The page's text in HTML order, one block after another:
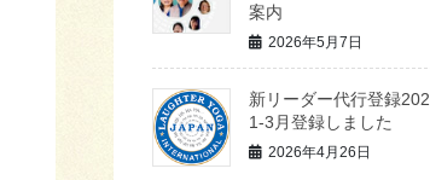
案内
2026年5月7日
新リーダー代行登録
1-3月登録しました
2026年4月26日